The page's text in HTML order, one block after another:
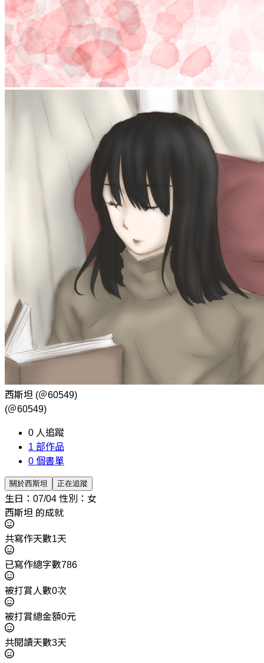
西斯坦 (＠60549)
(＠60549)
0 人追蹤
1 部作品
0 個書單
關於西斯坦 正在追蹤
生日：07/04 性別：女
西斯坦 的成就
共寫作天數1天
已寫作總字數786
被打賞人數0次
被打賞總金額0元
共閱讀天數3天